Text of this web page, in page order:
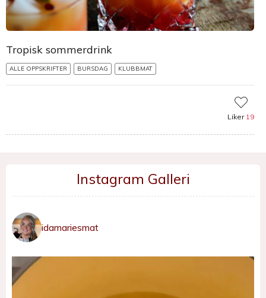
Tropisk sommerdrink
ALLE OPPSKRIFTER BURSDAG KLUBBMAT
Liker 19
Instagram Galleri
idamariesmat